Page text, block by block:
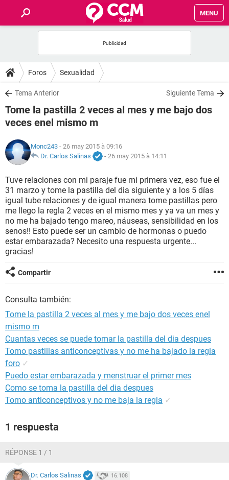
MENU
FORUMS
SALUD
NUTRICIÓN
SEXUALIDAD
GLOSARIO
Foros Sexualidad
Tema Anterior Siguiente Tema
Tome la pastilla 2 veces al mes y me bajo dos
veces enel mismo m
Monc243 - 26 may 2015 à 09:16
Dr. Carlos Salinas
- 26 may 2015 à 14:11
Tuve relaciones con mi paraje fue mi primera vez, eso fue el
31 marzo y tome la pastilla del dia siguiente y a los 5 días
igual tube relaciones y de igual manera tome pastillas pero
me llego la regla 2 veces en el mismo mes y ya va un mes y
no me ha bajado tengo mareo, náuseas, sensibilidad en los
senos!! Esto puede ser un cambio de hormonas o puedo
estar embarazada? Necesito una respuesta urgente...
gracias!
Compartir
Consulta también:
Tome la pastilla 2 veces al mes y me bajo dos veces enel
mismo m
Cuantas veces se puede tomar la pastilla del dia despues
Tomo pastillas anticonceptivas y no me ha bajado la regla
foro ✓
Puedo estar embarazada y menstruar el primer mes
Como se toma la pastilla del dia despues
Tomo anticonceptivos y no me baja la regla ✓
1 respuesta
RÉPONSE 1 / 1
Dr. Carlos Salinas 16.108